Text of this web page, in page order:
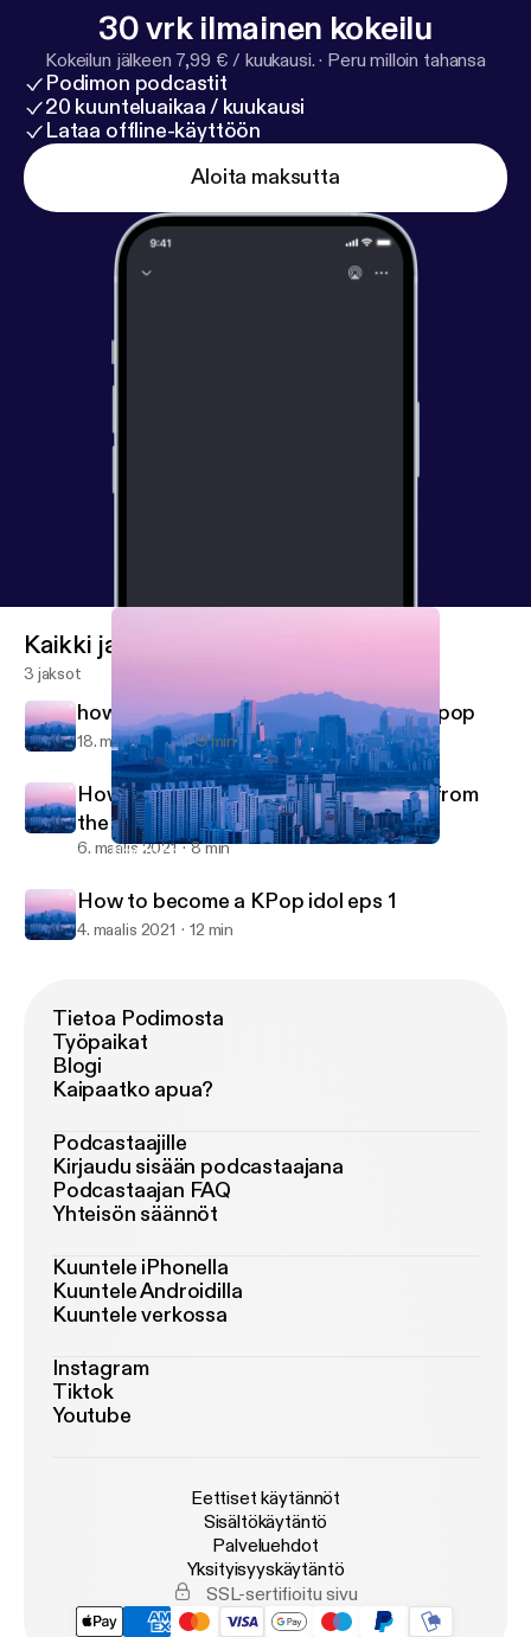
30 vrk ilmainen kokeilu
Kokeilun jälkeen 7,99 € / kuukausi. · Peru milloin tahansa
Podimon podcastit
20 kuunteluaikaa / kuukausi
Lataa offline-käyttöön
Aloita maksutta
How to choreograph a dance: 10 tips from the pros
Kaikki jaksot
3 jaksot
how to become a backup dancer for kpop
18. maalis 2021 9 min
How to choreograph a dance: 10 tips from
the pros
6. maalis 2021 8 min
How to become a KPop idol eps 1
4. maalis 2021 12 min
Tietoa Podimosta
Työpaikat
Blogi
Kaipaatko apua?
Podcastaajille
Kirjaudu sisään podcastaajana
Podcastaajan FAQ
Yhteisön säännöt
Kuuntele iPhonella
Kuuntele Androidilla
Kuuntele verkossa
Instagram
Tiktok
Youtube
Eettiset käytännöt
Sisältökäytäntö
Palveluehdot
Yksityisyyskäytäntö
SSL-sertifioitu sivu